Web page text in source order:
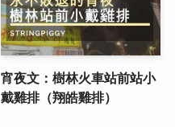
宵夜文：樹林火車站前站小
戴雞排（翔皓雞排）